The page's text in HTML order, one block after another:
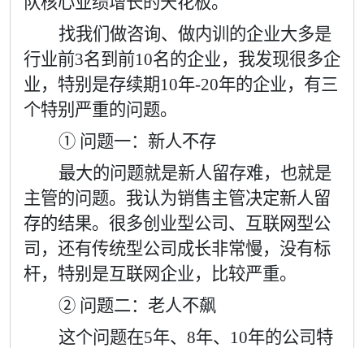
找我们做咨询、做内训的企业大多是
行业前3名到前10名的企业，我发现很多企
业，特别是存续期10年-20年的企业，有三
个特别严重的问题。
① 问题一：新人不存
最大的问题就是新人留存难，也就是
主管的问题。我认为销售主管决定新人留
存的结果。很多创业型公司、互联网型公
司，还有传统型公司成长非常慢，没有标
杆，特别是互联网企业，比较严重。
② 问题二：老人不飙
这个问题在5年、 8年、 10年的公司特